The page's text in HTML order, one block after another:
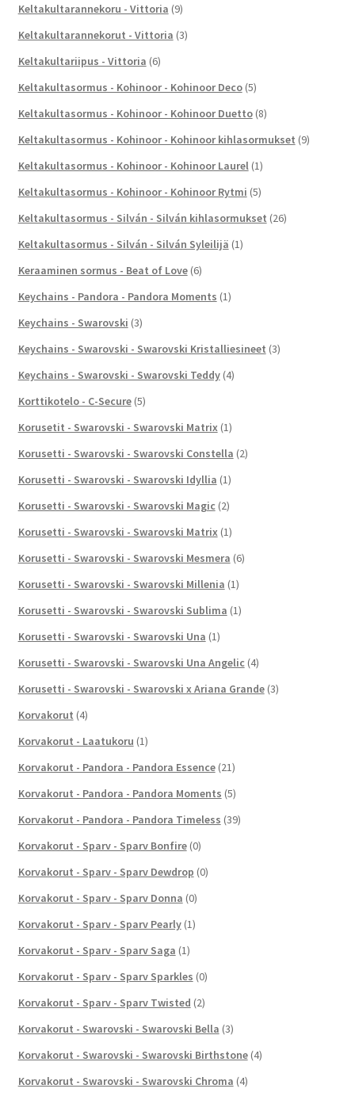
Keltakultarannekoru - Vittoria (9)
Keltakultarannekorut - Vittoria (3)
Keltakultariipus - Vittoria (6)
Keltakultasormus - Kohinoor - Kohinoor Deco (5)
Keltakultasormus - Kohinoor - Kohinoor Duetto (8)
Keltakultasormus - Kohinoor - Kohinoor kihlasormukset (9)
Keltakultasormus - Kohinoor - Kohinoor Laurel (1)
Keltakultasormus - Kohinoor - Kohinoor Rytmi (5)
Keltakultasormus - Silván - Silván kihlasormukset (26)
Keltakultasormus - Silván - Silván Syleilijä (1)
Keraaminen sormus - Beat of Love (6)
Keychains - Pandora - Pandora Moments (1)
Keychains - Swarovski (3)
Keychains - Swarovski - Swarovski Kristalliesineet (3)
Keychains - Swarovski - Swarovski Teddy (4)
Korttikotelo - C-Secure (5)
Korusetit - Swarovski - Swarovski Matrix (1)
Korusetti - Swarovski - Swarovski Constella (2)
Korusetti - Swarovski - Swarovski Idyllia (1)
Korusetti - Swarovski - Swarovski Magic (2)
Korusetti - Swarovski - Swarovski Matrix (1)
Korusetti - Swarovski - Swarovski Mesmera (6)
Korusetti - Swarovski - Swarovski Millenia (1)
Korusetti - Swarovski - Swarovski Sublima (1)
Korusetti - Swarovski - Swarovski Una (1)
Korusetti - Swarovski - Swarovski Una Angelic (4)
Korusetti - Swarovski - Swarovski x Ariana Grande (3)
Korvakorut (4)
Korvakorut - Laatukoru (1)
Korvakorut - Pandora - Pandora Essence (21)
Korvakorut - Pandora - Pandora Moments (5)
Korvakorut - Pandora - Pandora Timeless (39)
Korvakorut - Sparv - Sparv Bonfire (0)
Korvakorut - Sparv - Sparv Dewdrop (0)
Korvakorut - Sparv - Sparv Donna (0)
Korvakorut - Sparv - Sparv Pearly (1)
Korvakorut - Sparv - Sparv Saga (1)
Korvakorut - Sparv - Sparv Sparkles (0)
Korvakorut - Sparv - Sparv Twisted (2)
Korvakorut - Swarovski - Swarovski Bella (3)
Korvakorut - Swarovski - Swarovski Birthstone (4)
Korvakorut - Swarovski - Swarovski Chroma (4)